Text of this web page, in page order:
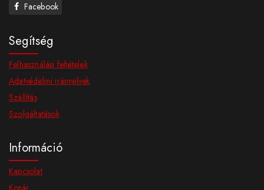
Facebook
Segítség
Felhasználási feltételek
Adatvédelmi irányelvek
Szállítás
Szolgáltatások
Információ
Kapcsolat